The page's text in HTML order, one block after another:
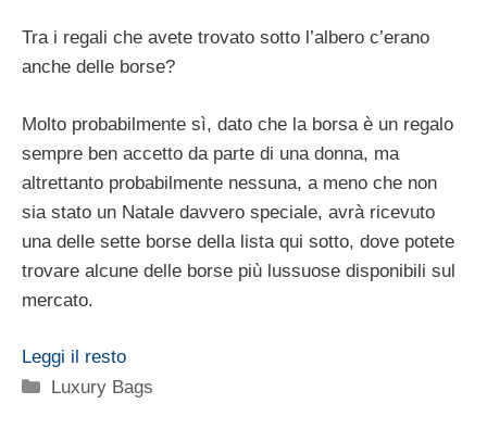
Tra i regali che avete trovato sotto l’albero c’erano
anche delle borse?
Molto probabilmente sì, dato che la borsa è un regalo
sempre ben accetto da parte di una donna, ma
altrettanto probabilmente nessuna, a meno che non
sia stato un Natale davvero speciale, avrà ricevuto
una delle sette borse della lista qui sotto, dove potete
trovare alcune delle borse più lussuose disponibili sul
mercato.
Leggi il resto
Categorie
Luxury Bags